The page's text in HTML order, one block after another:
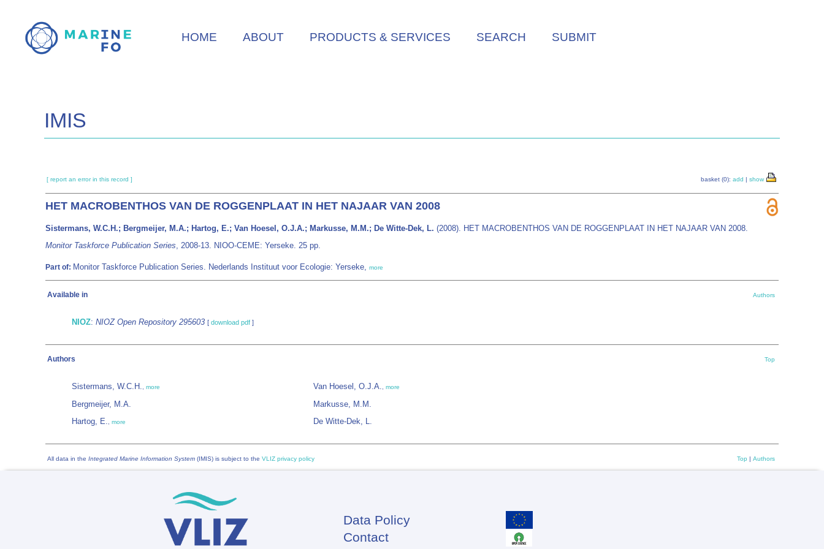
main
HOME ABOUT PRODUCTS & SERVICES SEARCH SUBMIT
IMIS
[ report an error in this record ] basket (0): add | show
HET MACROBENTHOS VAN DE ROGGENPLAAT IN HET NAJAAR VAN 2008
Sistermans, W.C.H.; Bergmeijer, M.A.; Hartog, E.; Van Hoesel, O.J.A.; Markusse, M.M.; De Witte-Dek, L. (2008). HET MACROBENTHOS VAN DE ROGGENPLAAT IN HET NAJAAR VAN 2008.
Monitor Taskforce Publication Series, 2008-13. NIOO-CEME: Yerseke. 25 pp.
Part of: Monitor Taskforce Publication Series. Nederlands Instituut voor Ecologie: Yerseke, more
Available in Authors
NIOZ: NIOZ Open Repository 295603 [ download pdf ]
Authors Top
Sistermans, W.C.H. more
Bergmeijer, M.A.
Hartog, E.
more
Van Hoesel, O.J.A. more
Markusse, M.M.
De Witte-Dek, L.
All data in the Integrated Marine Information System (IMIS) is subject to the VLIZ privacy policy Top | Authors
Footer
Data Policy
Contact